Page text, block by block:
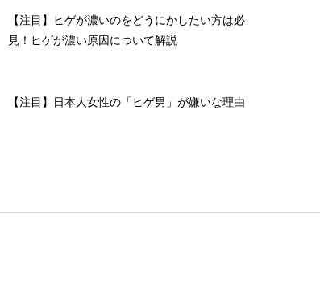
【注目】ヒゲが濃いのをどうにかしたい方は必
見！ヒゲが濃い原因について解説
【注目】日本人女性の「ヒゲ男」が嫌いな理由